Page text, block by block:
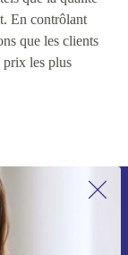
En contrôlant
que les clients
prix les plus